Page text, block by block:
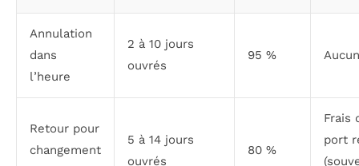
Annulation
dans
l’heure
2 à 10 jours
ouvrés
95 % Aucun
Retour pour
changement
5 à 14 jours
ouvrés
80 %
Frais
port